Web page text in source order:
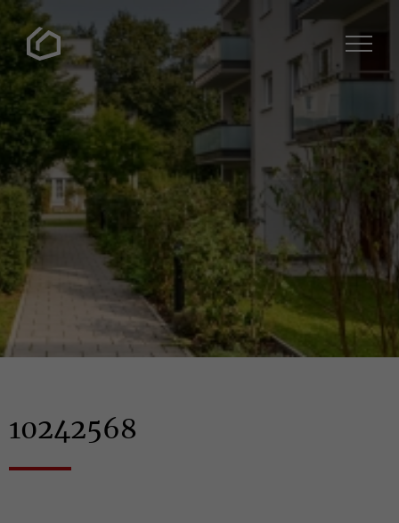
10242568